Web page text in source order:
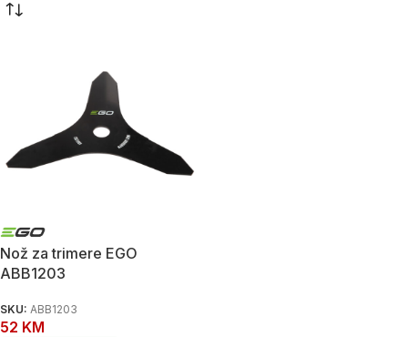
Nož za trimere EGO
ABB1203
SKU: ABB1203
52 KM